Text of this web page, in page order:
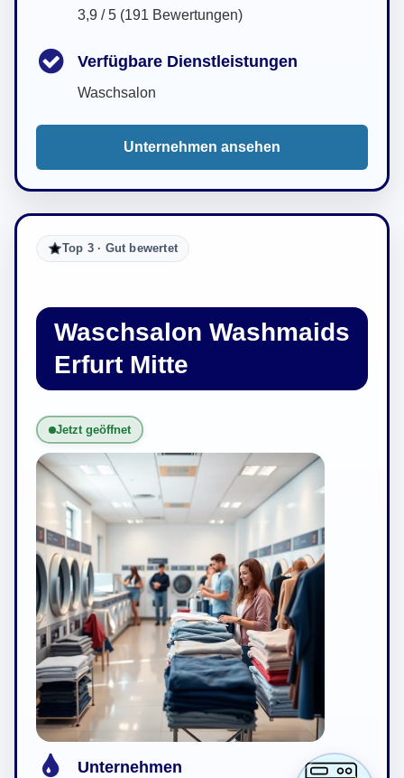
3,9 / 5 (191 Bewertungen)
Verfügbare Dienstleistungen
Waschsalon
Unternehmen ansehen
Top 3 · Gut bewertet
Waschsalon Washmaids
Erfurt Mitte
Jetzt geöffnet
Unternehmen